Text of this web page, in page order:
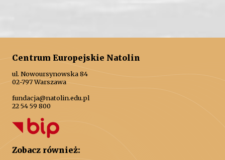
Centrum Europejskie Natolin
ul. Nowoursynowska 84
02-797 Warszawa
fundacja@natolin.edu.pl
22 54 59 800
Zobacz również: